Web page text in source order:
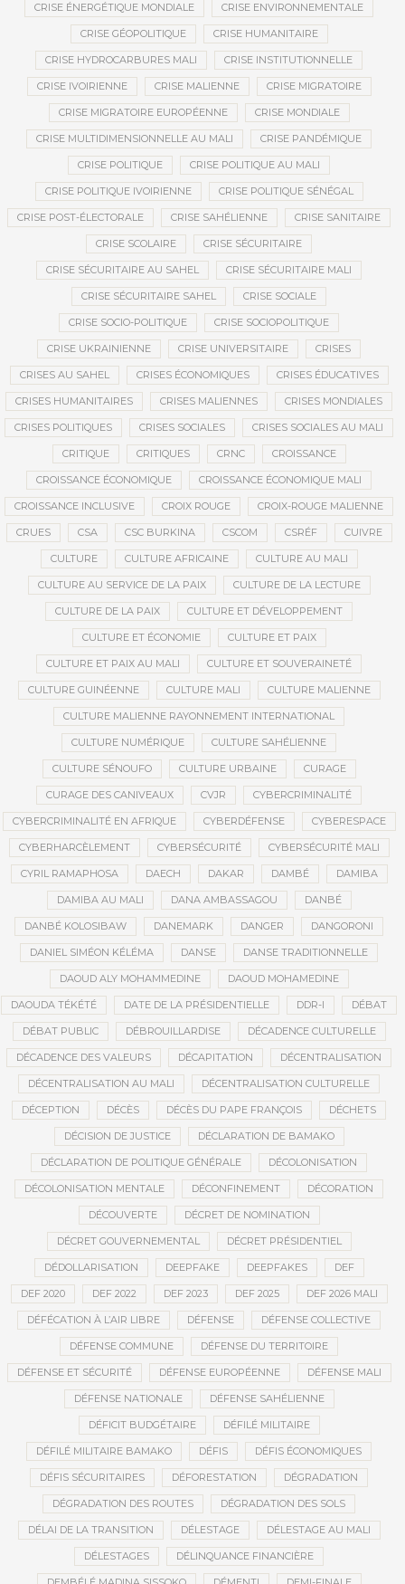
CRISE ÉNERGÉTIQUE MONDIALE CRISE ENVIRONNEMENTALE
CRISE GÉOPOLITIQUE CRISE HUMANITAIRE
CRISE HYDROCARBURES MALI CRISE INSTITUTIONNELLE
CRISE IVOIRIENNE CRISE MALIENNE CRISE MIGRATOIRE
CRISE MIGRATOIRE EUROPÉENNE CRISE MONDIALE
CRISE MULTIDIMENSIONNELLE AU MALI CRISE PANDÉMIQUE
CRISE POLITIQUE CRISE POLITIQUE AU MALI
CRISE POLITIQUE IVOIRIENNE CRISE POLITIQUE SÉNÉGAL
CRISE POST-ÉLECTORALE CRISE SAHÉLIENNE CRISE SANITAIRE
CRISE SCOLAIRE CRISE SÉCURITAIRE
CRISE SÉCURITAIRE AU SAHEL CRISE SÉCURITAIRE MALI
CRISE SÉCURITAIRE SAHEL CRISE SOCIALE
CRISE SOCIO-POLITIQUE CRISE SOCIOPOLITIQUE
CRISE UKRAINIENNE CRISE UNIVERSITAIRE CRISES
CRISES AU SAHEL CRISES ÉCONOMIQUES CRISES ÉDUCATIVES
CRISES HUMANITAIRES CRISES MALIENNES CRISES MONDIALES
CRISES POLITIQUES CRISES SOCIALES CRISES SOCIALES AU MALI
CRITIQUE CRITIQUES CRNC CROISSANCE
CROISSANCE ÉCONOMIQUE CROISSANCE ÉCONOMIQUE MALI
CROISSANCE INCLUSIVE CROIX ROUGE CROIX-ROUGE MALIENNE
CRUES CSA CSC BURKINA CSCOM CSRÉF CUIVRE
CULTURE CULTURE AFRICAINE CULTURE AU MALI
CULTURE AU SERVICE DE LA PAIX CULTURE DE LA LECTURE
CULTURE DE LA PAIX CULTURE ET DÉVELOPPEMENT
CULTURE ET ÉCONOMIE CULTURE ET PAIX
CULTURE ET PAIX AU MALI CULTURE ET SOUVERAINETÉ
CULTURE GUINÉENNE CULTURE MALI CULTURE MALIENNE
CULTURE MALIENNE RAYONNEMENT INTERNATIONAL
CULTURE NUMÉRIQUE CULTURE SAHÉLIENNE
CULTURE SÉNOUFO CULTURE URBAINE CURAGE
CURAGE DES CANIVEAUX CVJR CYBERCRIMINALITÉ
CYBERCRIMINALITÉ EN AFRIQUE CYBERDÉFENSE CYBERESPACE
CYBERHARCÈLEMENT CYBERSÉCURITÉ CYBERSÉCURITÉ MALI
CYRIL RAMAPHOSA DAECH DAKAR DAMBÉ DAMIBA
DAMIBA AU MALI DANA AMBASSAGOU DANBÉ
DANBÉ KOLOSIBAW DANEMARK DANGER DANGORONI
DANIEL SIMÉON KÉLÉMA DANSE DANSE TRADITIONNELLE
DAOUD ALY MOHAMMEDINE DAOUD MOHAMEDINE
DAOUDA TÉKÉTÉ DATE DE LA PRÉSIDENTIELLE DDR-I DÉBAT
DÉBAT PUBLIC DÉBROUILLARDISE DÉCADENCE CULTURELLE
DÉCADENCE DES VALEURS DÉCAPITATION DÉCENTRALISATION
DÉCENTRALISATION AU MALI DÉCENTRALISATION CULTURELLE
DÉCEPTION DÉCÈS DÉCÈS DU PAPE FRANÇOIS DÉCHETS
DÉCISION DE JUSTICE DÉCLARATION DE BAMAKO
DÉCLARATION DE POLITIQUE GÉNÉRALE DÉCOLONISATION
DÉCOLONISATION MENTALE DÉCONFINEMENT DÉCORATION
DÉCOUVERTE DÉCRET DE NOMINATION
DÉCRET GOUVERNEMENTAL DÉCRET PRÉSIDENTIEL
DÉDOLLARISATION DEEPFAKE DEEPFAKES DEF
DEF 2020 DEF 2022 DEF 2023 DEF 2025 DEF 2026 MALI
DÉFÉCATION À L’AIR LIBRE DÉFENSE DÉFENSE COLLECTIVE
DÉFENSE COMMUNE DÉFENSE DU TERRITOIRE
DÉFENSE ET SÉCURITÉ DÉFENSE EUROPÉENNE DÉFENSE MALI
DÉFENSE NATIONALE DÉFENSE SAHÉLIENNE
DÉFICIT BUDGÉTAIRE DÉFILÉ MILITAIRE
DÉFILÉ MILITAIRE BAMAKO DÉFIS DÉFIS ÉCONOMIQUES
DÉFIS SÉCURITAIRES DÉFORESTATION DÉGRADATION
DÉGRADATION DES ROUTES DÉGRADATION DES SOLS
DÉLAI DE LA TRANSITION DÉLESTAGE DÉLESTAGE AU MALI
DÉLESTAGES DÉLINQUANCE FINANCIÈRE